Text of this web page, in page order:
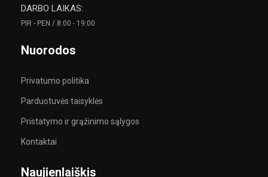
DARBO LAIKAS:
PIR - PEN / 8:00 - 19:00
Nuorodos
Privatumo politika
Parduotuvės taisyklės
Pristatymo ir grąžinimo sąlygos
Kontaktai
Naujienlaiškis